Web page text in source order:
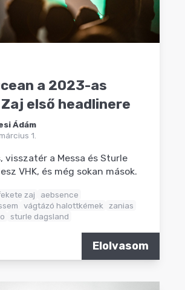
a 2023-as
első headlinere
Ádám
1.
visszatér a Messa és Sturle
VHK, és még sokan mások.
zaj
aebsence
vágtázó halottkémek
zanias
sturle dagsland
Elolvasom